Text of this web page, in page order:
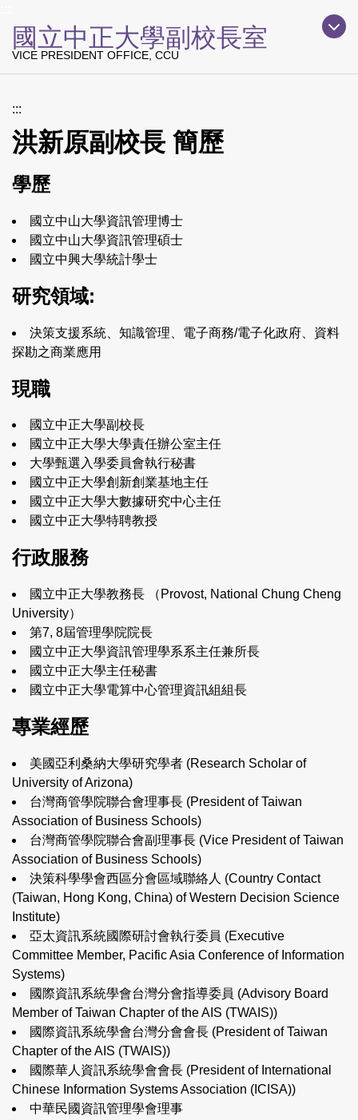
到
主
容
區
國立中正大學副校長室
VICE PRESIDENT OFFICE, CCU
:::
洪新原副校長 簡歷
學歷
國立中山大學資訊管理博士
國立中山大學資訊管理碩士
國立中興大學統計學士
研究領域:
決策支援系統、知識管理、電子商務/電子化政府、資料
探勘之商業應用
現職
國立中正大學副校長
國立中正大學大學責任辦公室主任
大學甄選入學委員會執行秘書
國立中正大學創新創業基地主任
國立中正大學大數據研究中心主任
國立中正大學特聘教授
行政服務
國立中正大學教務長 （ Provost, National Chung Cheng
University）
第7, 8屆管理學院院長
國立中正大學資訊管理學系系主任兼所長
國立中正大學主任秘書
國立中正大學電算中心管理資訊組組長
專業經歷
美國亞利桑納大學研究學者 (Research Scholar of
University of Arizona)
台灣商管學院聯合會理事長 (President of Taiwan
Association of Business Schools)
台灣商管學院聯合會副理事長 (Vice President of Taiwan
Association of Business Schools)
決策科學學會西區分會區域聯絡人 (Country Contact
(Taiwan, Hong Kong, China) of Western Decision Science
Institute)
亞太資訊系統國際研討會執行委員 (Executive
Committee Member, Pacific Asia Conference of Information
Systems)
國際資訊系統學會台灣分會指導委員 (Advisory Board
Member of Taiwan Chapter of the AIS (TWAIS))
國際資訊系統學會台灣分會會長 (President of Taiwan
Chapter of the AIS (TWAIS))
國際華人資訊系統學會會長 (President of International
Chinese Information Systems Association (ICISA))
中華民國資訊管理學會理事